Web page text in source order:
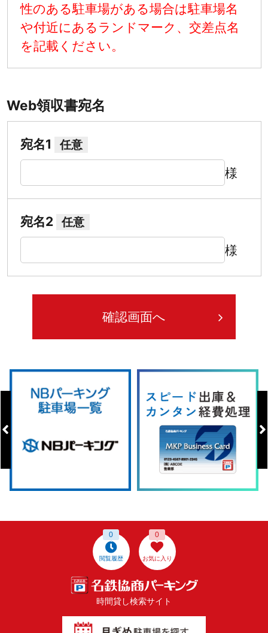
性のある駐車場がある場合は駐車場名
や付近にあるランドマーク、交差点名
を記載ください。
Web領収書宛名
宛名1 任意
様
宛名2 任意
様
閲覧履歴
0
お気に入り
0
時間貸し検索サイト